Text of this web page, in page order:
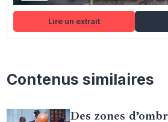
Lire un extrait
Contenus similaires
Des zones